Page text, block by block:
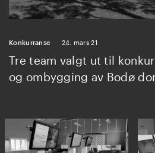
Konkurranse 24. mars 21
Tre team valgt ut til
og ombygging av Bodø